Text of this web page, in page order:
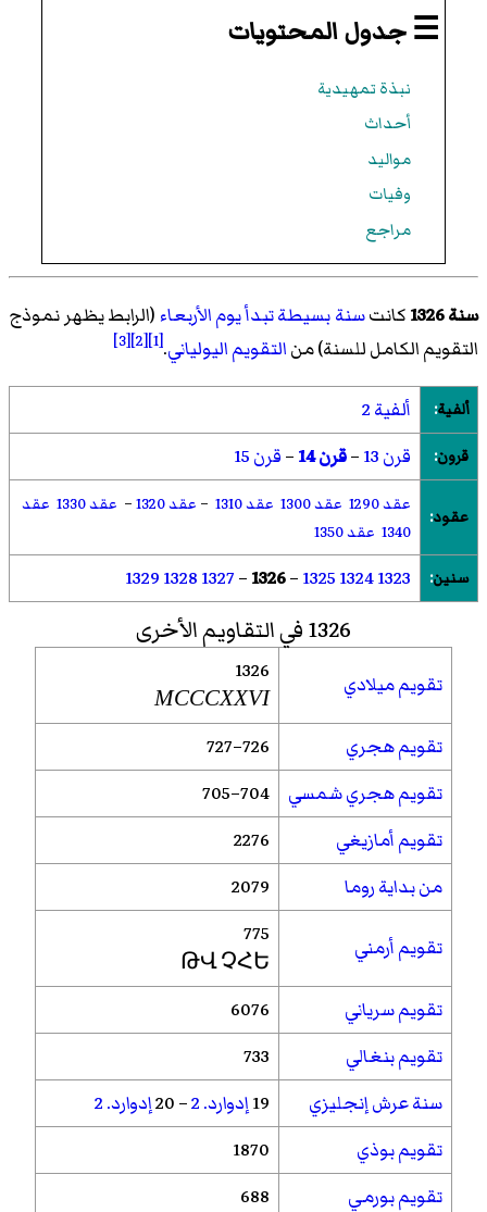
☰ جدول المحتويات
نبذة تمهيدية
أحداث
مواليد
وفيات
مراجع
سنة 1326 كانتسنة بسيطة تبدأ يوم الأربعاء (الرابط يظهر نموذج
التقويم الكامل للسنة) منالتقويم اليولياني.
[1]
[2]
[3]
ألفية: ألفية 2
قرون: قرن 13 –قرن 14 –قرن 15
عقود:
عقد 1290 عقد 1300 عقد 1310 – عقد 1320 – عقد 1330
عقد
1340 عقد 1350
سنين:
1323
1324
1325
–
1326
–
1327
1328
1329
1326 في التقاويم الأخرى
تقويم ميلادي 1326
MCCCXXVI
تقويم هجري
726–727
تقويم هجري شمسي
704–705
تقويم أمازيغي
2276
من بداية روما
2079
تقويم أرمني
775
ԹՎ ՉՀԵ
تقويم سرياني
6076
تقويم بنغالي
733
سنة عرش إنجليزي
19إدوارد. 2 – 20
إدوارد. 2
تقويم بوذي
1870
تقويم بورمي
688